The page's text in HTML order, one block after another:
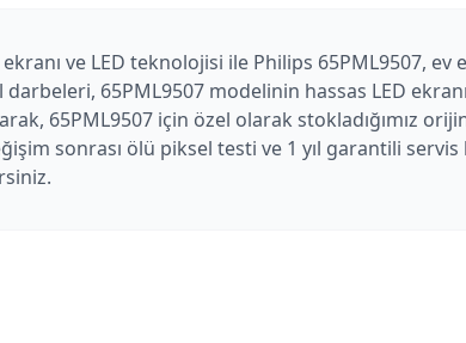
ve LED teknolojisi ile Philips 65PML9507, ev
65PML9507 modelinin hassas LED
65PML9507 için özel olarak stokladığımız
sonrası ölü piksel testi ve 1 yıl garantili